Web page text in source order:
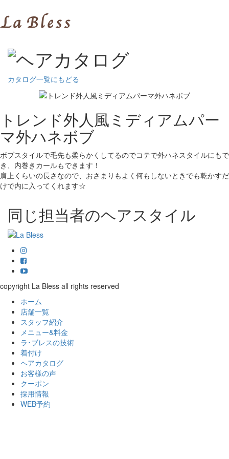
カタログ一覧にもどる
トレンド外人風ミディアムパー
マ外ハネボブ
ボブスタイルで毛先も柔らかくしてるのでコテで外ハネスタイルにもで
き、内巻きカールもできます！
肩上くらいの長さなので、おさまりもよく何もしないときでも乾かすだ
けで内に入ってくれます☆
同じ担当者のヘアスタイル
copyright La Bless all rights reserved
ホーム
店舗一覧
スタッフ紹介
メニュー&料金
ラ･ブレスの技術
着付け
ヘアカタログ
お客様の声
クーポン
採用情報
WEB予約